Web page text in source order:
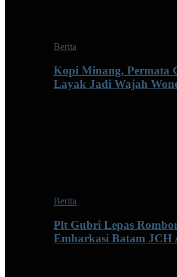
Berita
Kopi Minang, Permata
Layak Jadi Wajah
Berita
Plt Gubri Lepas
Embarkasi Batam JCH